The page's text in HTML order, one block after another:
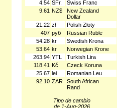
4.54 SFr.
Swiss Franc
9.61 NZ$
New Zealand
Dollar
21.22 zł
Polish Złoty
407 руб
Russian Ruble
54.28 kr
Swedish Krona
53.64 kr
Norwegian Krone
263.94 YTL
Turkish Lira
118.41 Kč
Czeck Koruna
25.67 lei
Romanian Leu
92.10 ZAR
South African
Rand
Tipo de cambio
de 1-Aug-2026